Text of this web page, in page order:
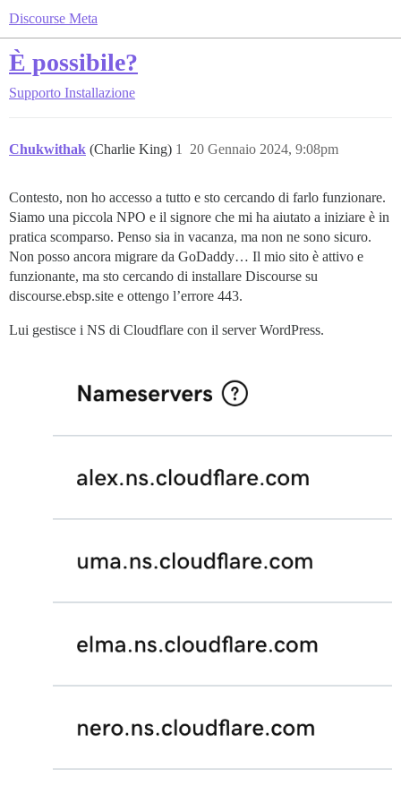
Discourse Meta
È possibile?
Supporto Installazione
Chukwithak (Charlie King) 20 Gennaio 2024, 9:08pm
1
Contesto, non ho accesso a tutto e sto cercando di farlo funzionare.
Siamo una piccola NPO e il signore che mi ha aiutato a iniziare è in
pratica scomparso. Penso sia in vacanza, ma non ne sono sicuro.
Non posso ancora migrare da GoDaddy… Il mio sito è attivo e
funzionante, ma sto cercando di installare Discourse su
discourse.ebsp.site e ottengo l’errore 443.
Lui gestisce i NS di Cloudflare con il server WordPress.